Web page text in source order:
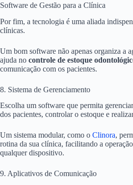
Software de Gestão para a Clínica
Por fim, a tecnologia é uma aliada
clínicas.
Um bom software não apenas organiza a
ajuda no controle de estoque
comunicação com os pacientes.
8. Sistema de Gerenciamento
Escolha um software que permita
dos pacientes, controlar o estoque e
Um sistema modular, como o Clinora,
rotina da sua clínica, facilitando a
qualquer dispositivo.
9. Aplicativos de Comunicação